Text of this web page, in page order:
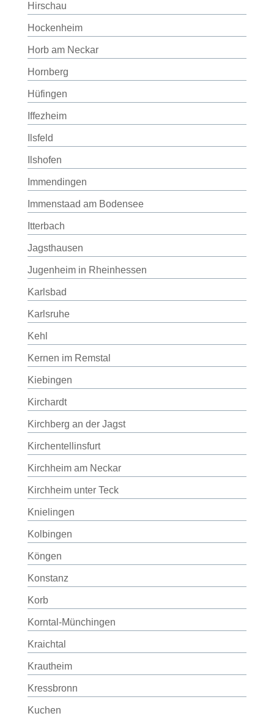
Hirschau
Hockenheim
Horb am Neckar
Hornberg
Hüfingen
Iffezheim
Ilsfeld
Ilshofen
Immendingen
Immenstaad am Bodensee
Itterbach
Jagsthausen
Jugenheim in Rheinhessen
Karlsbad
Karlsruhe
Kehl
Kernen im Remstal
Kiebingen
Kirchardt
Kirchberg an der Jagst
Kirchentellinsfurt
Kirchheim am Neckar
Kirchheim unter Teck
Knielingen
Kolbingen
Köngen
Konstanz
Korb
Korntal-Münchingen
Kraichtal
Krautheim
Kressbronn
Kuchen